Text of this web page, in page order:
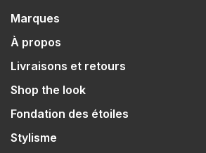
Marques
À propos
Livraisons et retours
Shop the look
Fondation des étoiles
Stylisme